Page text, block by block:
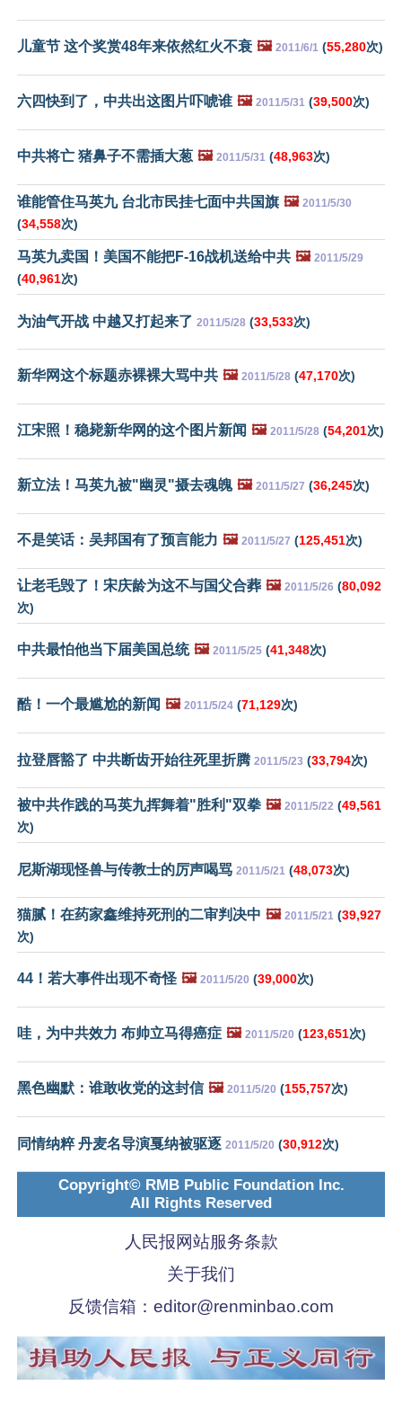
儿童节 这个奖赏48年来依然红火不衰 🖼️ 2011/6/1 (55,280次)
六四快到了，中共出这图片吓唬谁 🖼️ 2011/5/31 (39,500次)
中共将亡 猪鼻子不需插大葱 🖼️ 2011/5/31 (48,963次)
谁能管住马英九 台北市民挂七面中共国旗 🖼️ 2011/5/30
(34,558次)
马英九卖国！美国不能把F-16战机送给中共 🖼️ 2011/5/29
(40,961次)
为油气开战 中越又打起来了 2011/5/28 (33,533次)
新华网这个标题赤裸裸大骂中共 🖼️ 2011/5/28 (47,170次)
江宋照！稳毙新华网的这个图片新闻 🖼️ 2011/5/28 (54,201次)
新立法！马英九被"幽灵"摄去魂魄 🖼️ 2011/5/27 (36,245次)
不是笑话：吴邦国有了预言能力 🖼️ 2011/5/27 (125,451次)
让老毛毁了！宋庆龄为这不与国父合葬 🖼️ 2011/5/26 (80,092
次)
中共最怕他当下届美国总统 🖼️ 2011/5/25 (41,348次)
酷！一个最尴尬的新闻 🖼️ 2011/5/24 (71,129次)
拉登唇豁了 中共断齿开始往死里折腾 2011/5/23 (33,794次)
被中共作践的马英九挥舞着"胜利"双拳 🖼️ 2011/5/22 (49,561
次)
尼斯湖现怪兽与传教士的厉声喝骂 2011/5/21 (48,073次)
猫腻！在药家鑫维持死刑的二审判决中 🖼️ 2011/5/21 (39,927
次)
44！若大事件出现不奇怪 🖼️ 2011/5/20 (39,000次)
哇，为中共效力 布帅立马得癌症 🖼️ 2011/5/20 (123,651次)
黑色幽默：谁敢收党的这封信 🖼️ 2011/5/20 (155,757次)
同情纳粹 丹麦名导演戛纳被驱逐 2011/5/20 (30,912次)
Copyright© RMB Public Foundation Inc.
All Rights Reserved
人民报网站服务条款
关于我们
反馈信箱： editor@renminbao.com